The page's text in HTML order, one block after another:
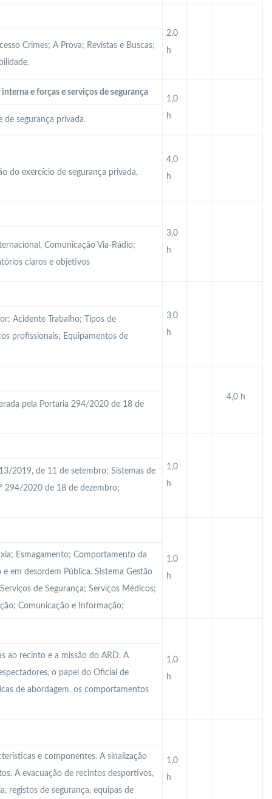
2,0
h
Crimes; A Prova; Revistas e Buscas;
e forças e serviços de segurança
1,0
h
de segurança privada.
4,0
h
do exercício de segurança privada,
3,0
h
Comunicação Via-Rádio;
claros e objetivos
3,0
h
Acidente Trabalho; Tipos de
profissionais; Equipamentos de
4,0 h
pela Portaria 294/2020 de 18 de
1,0
h
2019, de 11 de setembro; Sistemas de
294/2020 de 18 de dezembro;
1,0
h
Esmagamento; Comportamento da
em desordem Pública. Sistema Gestão
de Segurança; Serviços Médicos;
Comunicação e Informação;
1,0
h
ao recinto e a missão do ARD. A
o papel do Oficial de
de abordagem, os comportamentos
1,0
h
e componentes. A sinalização
A evacuação de recintos desportivos,
registos de segurança, equipas de